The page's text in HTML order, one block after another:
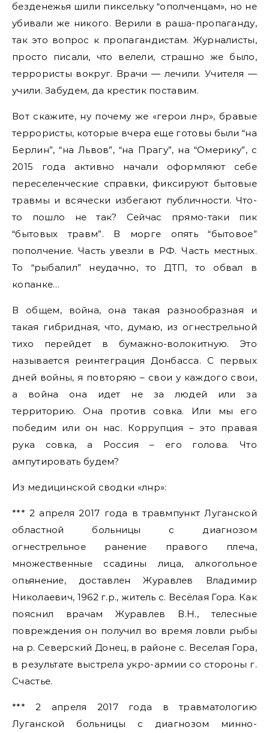
безденежья шили пиксельку “ополченцам», но не
убивали же никого. Верили в раша-пропаганду,
так это вопрос к пропагандистам. Журналисты,
просто писали, что велели, страшно же было,
террористы вокруг. Врачи — лечили. Учителя —
учили. Забудем, да крестик поставим.
Вот скажите, ну почему же «герои лнр», бравые
террористы, которые вчера еще готовы были “на
Берлин”, “на Львов”, “на Прагу”, на “Омерику”, с
2015 года активно начали оформляют себе
переселенческие справки, фиксируют бытовые
травмы и всячески избегают публичности. Что-
то пошло не так? Сейчас прямо-таки пик
“бытовых травм”. В морге опять “бытовое”
пополчение. Часть увезли в РФ. Часть местных.
То “рыбалил” неудачно, то ДТП, то обвал в
копанке…
В общем, война, она такая разнообразная и
такая гибридная, что, думаю, из огнестрельной
тихо перейдет в бумажно-волокитную. Это
называется реинтеграция Донбасса. С первых
дней войны, я повторяю – свои у каждого свои,
а война она идет не за людей или за
территорию. Она против совка. Или мы его
победим или он нас. Коррупция – это правая
рука совка, а Россия – его голова. Что
ампутировать будем?
Из медицинской сводки «лнр»:
*** 2 апреля 2017 года в травмпункт Луганской
областной больницы с диагнозом
огнестрельное ранение правого плеча,
множественные ссадины лица, алкогольное
опьянение, доставлен Журавлев Владимир
Николаевич, 1962 г.р., житель с. Весёлая Гора. Как
пояснил врачам Журавлев В.Н., телесные
повреждения он получил во время ловли рыбы
на р. Северский Донец, в районе с. Веселая Гора,
в результате выстрела укро-армии со стороны г.
Счастье.
*** 2 апреля 2017 года в травматологию
Луганской больницы с диагнозом минно-